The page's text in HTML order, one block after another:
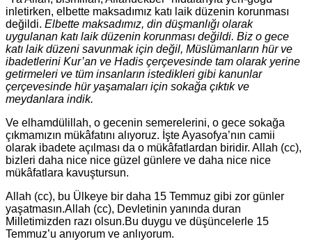
inletirken, elbette maksadımız katı laik düzenin korunması
değildi. Elbette maksadımız, din düşmanlığı olarak
uygulanan katı laik düzenin korunması değildi. Biz o gece
katı laik düzeni savunmak için değil, Müslümanların hür ve
ibadetlerini Kur’an ve Hadis çerçevesinde tam olarak yerine
getirmeleri ve tüm insanların istedikleri gibi kanunlar
çerçevesinde hür yaşamaları için sokağa çıktık ve
meydanlara indik.
Ve elhamdülillah, o gecenin semerelerini, o gece sokağa
çıkmamızın mükâfatını alıyoruz. İşte Ayasofya’nın camii
olarak ibadete açılması da o mükâfatlardan biridir. Allah (cc),
bizleri daha nice nice güzel günlere ve daha nice nice
mükâfatlara kavuştursun.
Allah (cc), bu Ülkeye bir daha 15 Temmuz gibi zor günler
yaşatmasın.Allah (cc), Devletinin yanında duran
Milletimizden razı olsun.Bu duygu ve düşüncelerle 15
Temmuz’u anıyorum ve anlıyorum.